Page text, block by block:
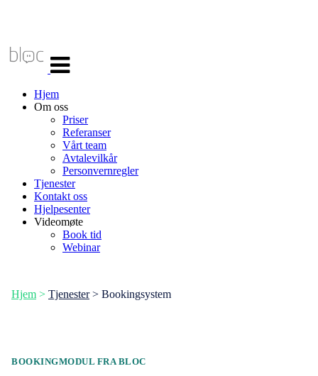
navigasjon
Hjem
Om oss
Priser
Referanser
Vårt team
Avtalevilkår
Personvernregler
Tjenester
Kontakt oss
Hjelpesenter
Videomøte
Book tid
Webinar
Hjem > Tjenester> Bookingsystem
BOOKINGMODUL FRA BLOC